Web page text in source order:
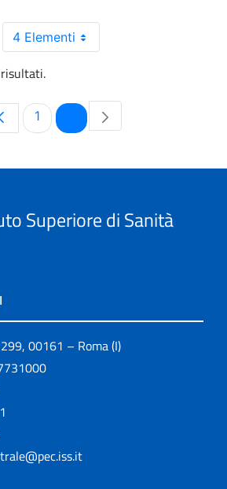
4 Elementi
Pagina
1 Pagina
Superiore di Sanità
00161 – Roma (I)